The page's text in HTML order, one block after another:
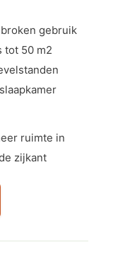
gebruik
tot 50 m2
ruimte in
zijkant